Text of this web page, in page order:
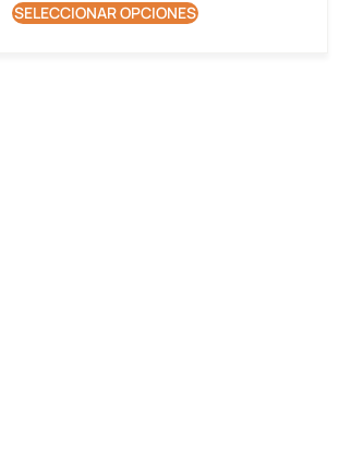
SELECCIONAR OPCIONES